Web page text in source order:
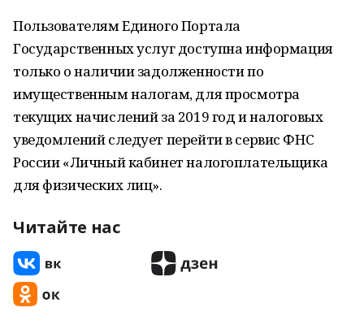
Пользователям Единого Портала
Государственных услуг доступна информация
только о наличии задолженности по
имущественным налогам, для просмотра
текущих начислений за 2019 год и налоговых
уведомлений следует перейти в сервис ФНС
России «Личный кабинет налогоплательщика
для физических лиц».
Читайте нас